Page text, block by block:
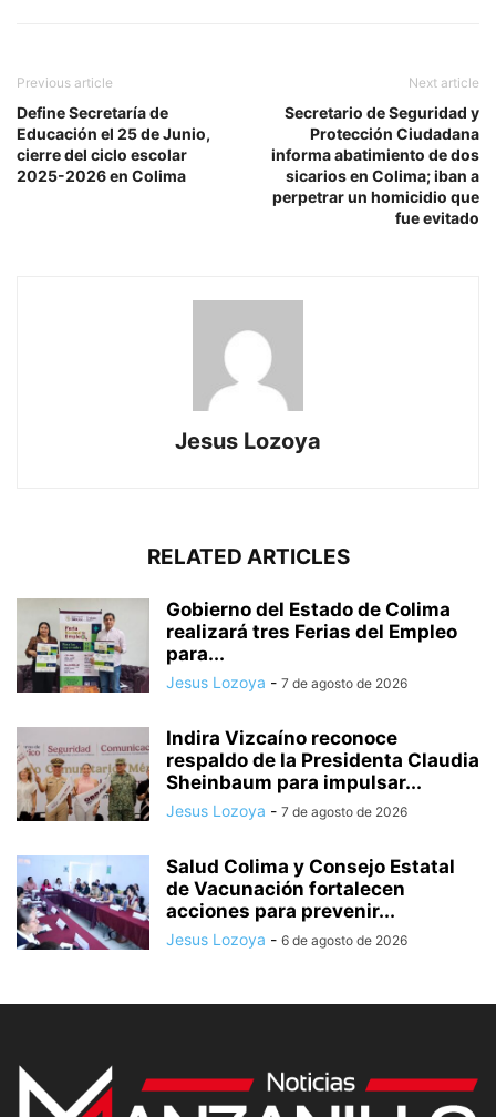
Previous article
Define Secretaría de
Educación el 25 de Junio,
cierre del ciclo escolar
2025-2026 en Colima
Next article
Secretario de Seguridad y
Protección Ciudadana
informa abatimiento de dos
sicarios en Colima; iban a
perpetrar un homicidio que
fue evitado
Jesus Lozoya
RELATED ARTICLES
Gobierno del Estado de Colima
realizará tres Ferias del Empleo
para...
Jesus Lozoya - 7 de agosto de 2026
Indira Vizcaíno reconoce
respaldo de la Presidenta Claudia
Sheinbaum para impulsar...
Jesus Lozoya - 7 de agosto de 2026
Salud Colima y Consejo Estatal
de Vacunación fortalecen
acciones para prevenir...
Jesus Lozoya - 6 de agosto de 2026